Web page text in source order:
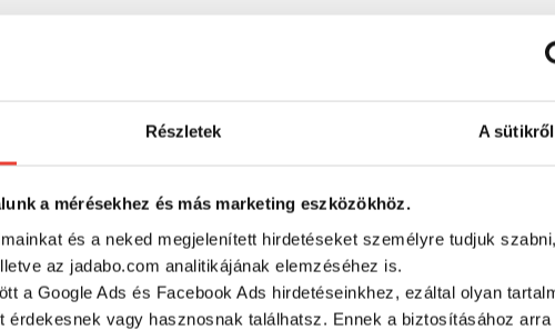
Részletek A sütikről
a mérésekhez és más marketing eszközökhöz.
és a neked megjelenített hirdetéseket személyre tudjuk
az jadabo.com analitikájának elemzéséhez is.
a Google Ads és Facebook Ads hirdetéseinkhez, ezáltal olyan
érdekesnek vagy hasznosnak találhatsz. Ennek a biztosításához arra
SZINTÉN KIVÁLÓAK